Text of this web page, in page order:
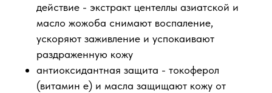
действие - экстракт центеллы азиатской и
масло жожоба снимают воспаление,
ускоряют заживление и успокаивают
раздраженную кожу
антиоксидантная защита - токоферол
(витамин e) и масла защищают кожу от